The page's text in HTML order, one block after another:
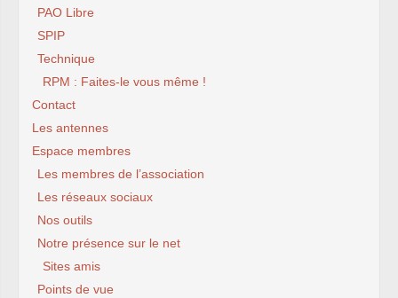
PAO Libre
SPIP
Technique
RPM : Faites-le vous même !
Contact
Les antennes
Espace membres
Les membres de l’association
Les réseaux sociaux
Nos outils
Notre présence sur le net
Sites amis
Points de vue